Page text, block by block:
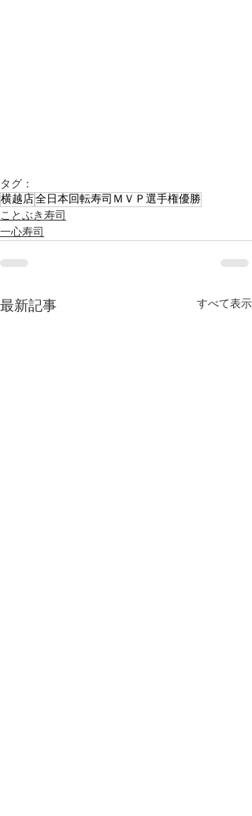
タグ：
横越店全日本回転寿司ＭＶＰ選手権優勝
ことぶき寿司
一心寿司
最新記事 すべて表示